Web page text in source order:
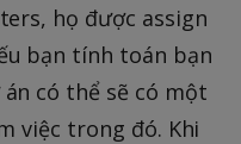
họ được assign
bạn tính toán bạn
có thể sẽ có một
việc trong đó. Khi